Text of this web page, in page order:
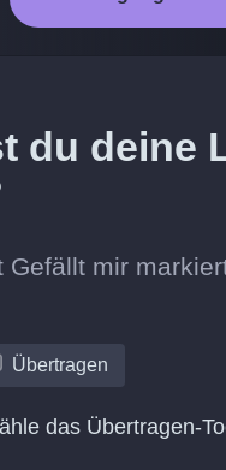
du deine
Gefällt mir
Übertragen
das Übertragen-